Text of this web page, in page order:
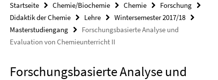
Startseite Chemie/Biochemie Chemie
Forschung
Didaktik der Chemie
Lehre
Wintersemester 2017/18
Masterstudiengang
Forschungsbasierte Analyse und
Evaluation von Chemieunterricht II
Forschungsbasierte Analyse und